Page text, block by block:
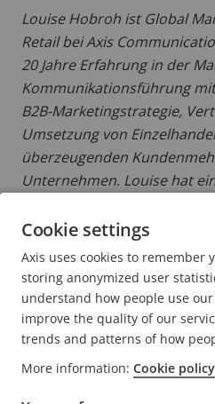
Louise Hobroh ist Global
Retail bei Axis
20 Jahre Erfahrung in der
Kommunikationsführung
B2B-Marketingstrategie,
Umsetzung von
überzeugenden
Unternehmen. Louise hat
Industriemanagement.
MEHR BEITRÄGE LESEN VON
Cookie settings
Axis uses cookies to remember
storing anonymized user
understand how people use
improve the quality of our
trends and patterns of how
More information: Cookie policy